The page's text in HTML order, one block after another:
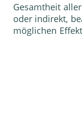
Gesamtheit
oder indirekt,
möglichen